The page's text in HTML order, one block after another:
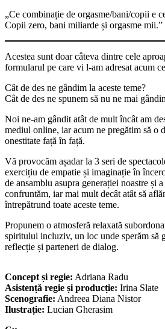
„Ce combinație de orgasme/bani/copii e
Copii zero, bani miliarde și orgasme mii.”
Acestea sunt doar câteva dintre cele
formularul pe care vi l-am adresat acum
Cât de des ne gândim la aceste teme?
Cât de des ne spunem să nu ne mai
Noi ne-am gândit atât de mult încât am
mediul online, iar acum ne pregătim să o
onestitate față în față.
Vă provocăm așadar la 3 seri de
exercițiu de empatie și imaginație în
de ansamblu asupra generației noastre și
confruntăm, iar mai mult decât atât să
întrepătrund toate aceste teme.
Propunem o atmosferă relaxată
spiritului incluziv, un loc unde sperăm să
reflecție și parteneri de dialog.
Concept și regie: Adriana Radu
Asistență regie și producție: Irina Slate
Scenografie: Andreea Diana Nistor
Ilustrație: Lucian Gherasim